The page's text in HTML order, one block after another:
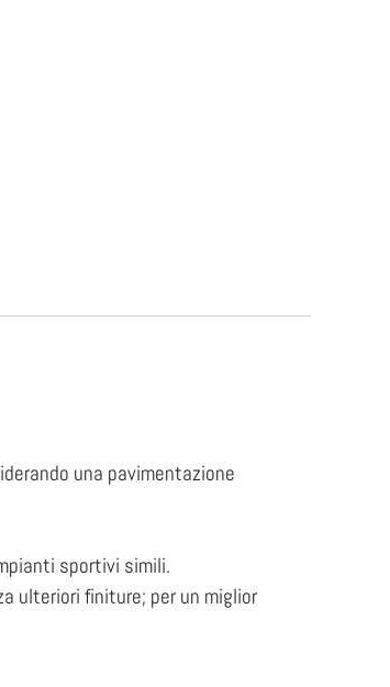
una pavimentazione
sportivi simili.
ulteriori finiture; per un miglior